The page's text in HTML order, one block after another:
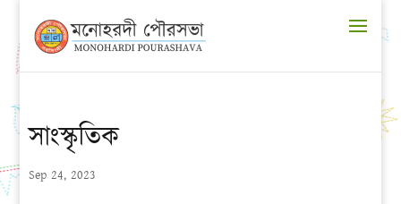
সাংস্কৃতিক
Sep 24, 2023